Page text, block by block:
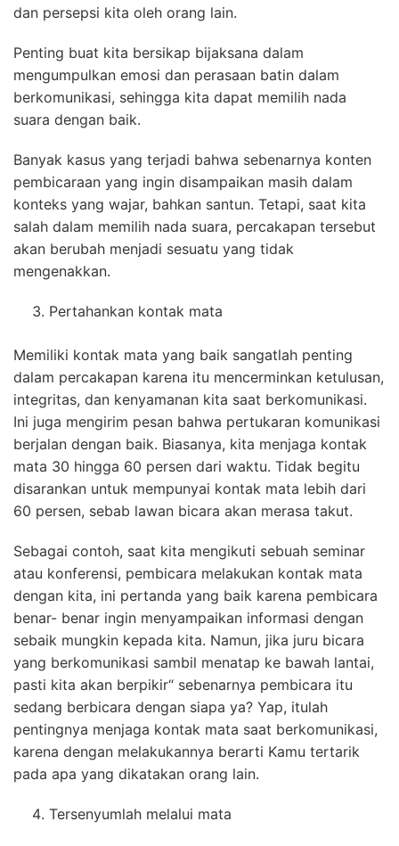
dan persepsi kita oleh orang lain.
Penting buat kita bersikap bijaksana dalam
mengumpulkan emosi dan perasaan batin dalam
berkomunikasi, sehingga kita dapat memilih nada
suara dengan baik.
Banyak kasus yang terjadi bahwa sebenarnya konten
pembicaraan yang ingin disampaikan masih dalam
konteks yang wajar, bahkan santun. Tetapi, saat kita
salah dalam memilih nada suara, percakapan tersebut
akan berubah menjadi sesuatu yang tidak
mengenakkan.
Pertahankan kontak mata
Memiliki kontak mata yang baik sangatlah penting
dalam percakapan karena itu mencerminkan ketulusan,
integritas, dan kenyamanan kita saat berkomunikasi.
Ini juga mengirim pesan bahwa pertukaran komunikasi
berjalan dengan baik. Biasanya, kita menjaga kontak
mata 30 hingga 60 persen dari waktu. Tidak begitu
disarankan untuk mempunyai kontak mata lebih dari
60 persen, sebab lawan bicara akan merasa takut.
Sebagai contoh, saat kita mengikuti sebuah seminar
atau konferensi, pembicara melakukan kontak mata
dengan kita, ini pertanda yang baik karena pembicara
benar- benar ingin menyampaikan informasi dengan
sebaik mungkin kepada kita. Namun, jika juru bicara
yang berkomunikasi sambil menatap ke bawah lantai,
pasti kita akan berpikir“ sebenarnya pembicara itu
sedang berbicara dengan siapa ya? Yap, itulah
pentingnya menjaga kontak mata saat berkomunikasi,
karena dengan melakukannya berarti Kamu tertarik
pada apa yang dikatakan orang lain.
Tersenyumlah melalui mata